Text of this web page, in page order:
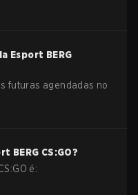
Esport BERG
futuras agendadas no
BERG CS:GO?
é: